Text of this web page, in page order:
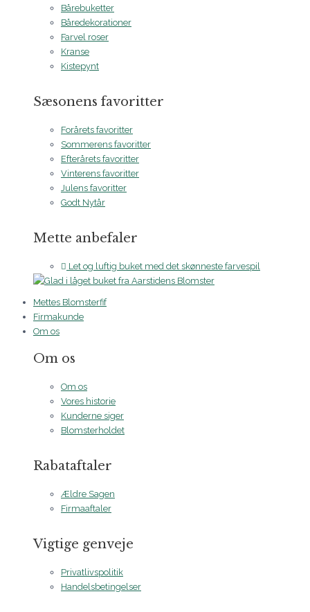
Bårebuketter
Båredekorationer
Farvel roser
Kranse
Kistepynt
Sæsonens favoritter
Forårets favoritter
Sommerens favoritter
Efterårets favoritter
Vinterens favoritter
Julens favoritter
Godt Nytår
Mette anbefaler
Let og luftig buket med det skønneste farvespil
Mettes Blomsterfif
Firmakunde
Om os
Om os
Om os
Vores historie
Kunderne siger
Blomsterholdet
Rabataftaler
Ældre Sagen
Firmaaftaler
Vigtige genveje
Privatlivspolitik
Handelsbetingelser